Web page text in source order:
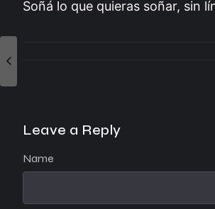
Soñá lo que quieras soñar, sin
Leave a Reply
Name